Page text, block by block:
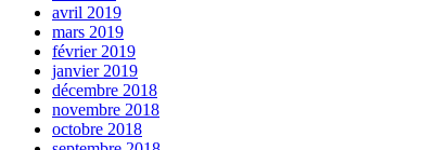
avril 2019
mars 2019
février 2019
janvier 2019
décembre 2018
novembre 2018
octobre 2018